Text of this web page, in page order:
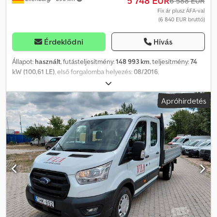
vezetőfülkében: vezetőülés magasságban állítható, ülések a
vezetőfülkében: utasülés, ikerkerekek a 2. tengelyen / hátsó
Fix ár plusz ÁFA-val
(6 840 EUR bruttó)
Érdeklődni Hívás
Állapot: használt, futásteljesítmény:148 993 km, teljesítmény:74
kW (100,61 LE), első forgalomba helyezés:08/2016,
, össztömeg:
hajtástípus:mechanikai, kibocsátási osztály:Euro 6, ülések száma:
3, Gyártási év: 2016 , Felszereltség: ABS, elektronikus
stabilitásprogram (ESP), koromszűrő, központi zár,
légkondicionálás, A tévedések és az időközi eladás jogát
fenntartjuk! Belső szám: 1058. GK56974 ----FELSZERELTSÉG *
Sebességváltó: 5-fokozatú manuális * ABS EBD-vel * Légzsák:
vezetőoldali * Külső tükrök: elektromosan állítható és fűthető *
Hegymeneti elindulássegítő * Elülső gumírozott padlóburkolat
Dedpfxshzdtpj Abiokr * Fedélzeti számítógép külső hőmérséklet
kijelzéssel * Harmadik féklámpa * Dízelrészecske-szűrő (DPF) *
Kétszárnyú hátsó ajtó ablak nélkül * Elektronikus biztonsági és
menetstabilizáló rendszer (ESP) vonóerő-szabályozással (TCS),
beleértve a Torque Vectoring Control-t is * Elülső elektromos
Apróhirdetés